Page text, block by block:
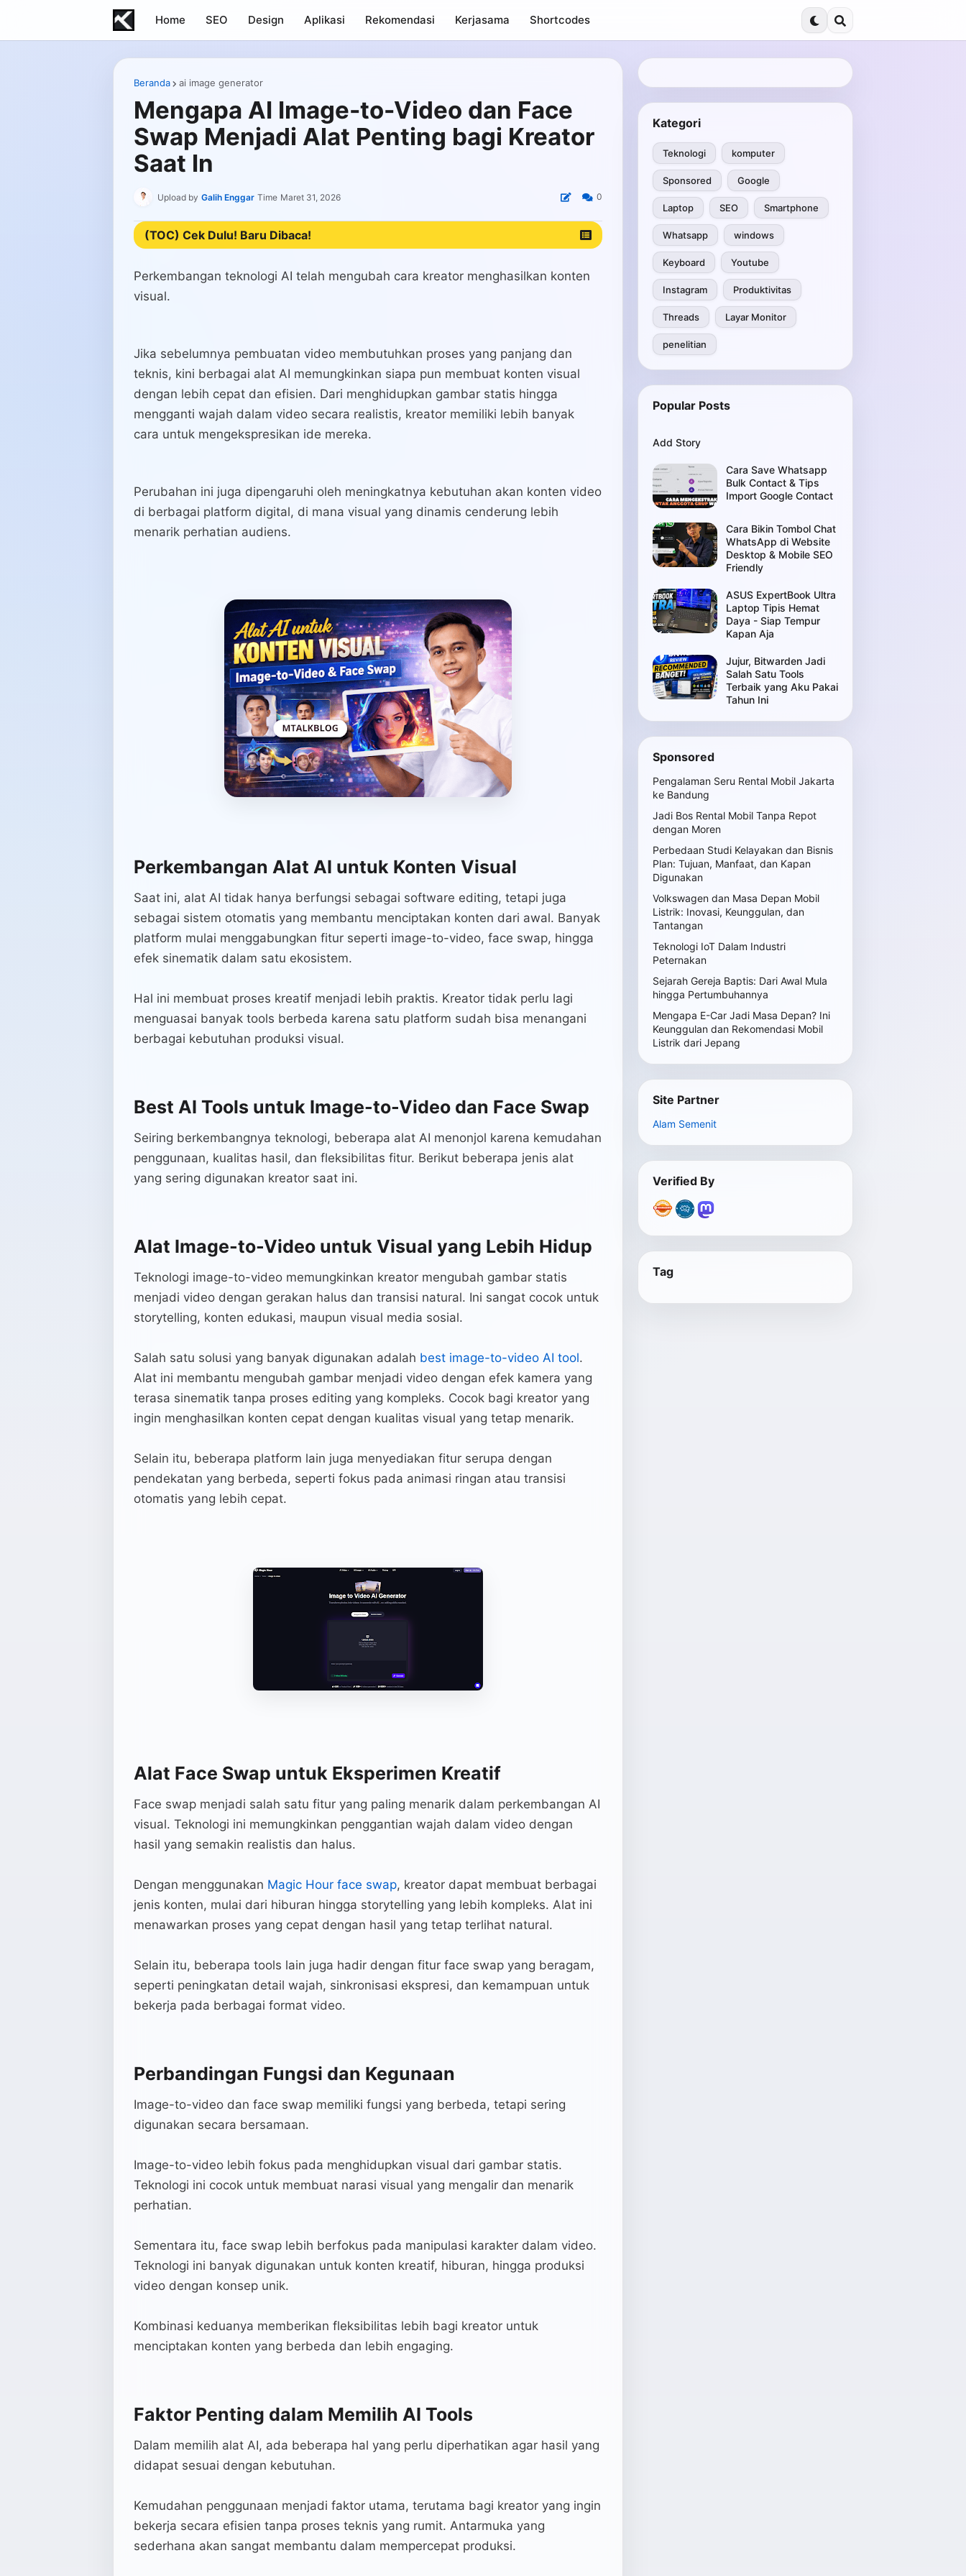
Home SEO Design Aplikasi Rekomendasi Kerjasama Shortcodes
Beranda ai image generator
Mengapa AI Image-to-Video dan Face
Swap Menjadi Alat Penting bagi Kreator
Saat In
Upload by Galih Enggar Time Maret 31, 2026 0
(TOC) Cek Dulu! Baru Dibaca!
Perkembangan teknologi AI telah mengubah cara kreator menghasilkan konten
visual.
Jika sebelumnya pembuatan video membutuhkan proses yang panjang dan
teknis, kini berbagai alat AI memungkinkan siapa pun membuat konten visual
dengan lebih cepat dan efisien. Dari menghidupkan gambar statis hingga
mengganti wajah dalam video secara realistis, kreator memiliki lebih banyak
cara untuk mengekspresikan ide mereka.
Perubahan ini juga dipengaruhi oleh meningkatnya kebutuhan akan konten video
di berbagai platform digital, di mana visual yang dinamis cenderung lebih
menarik perhatian audiens.
Perkembangan Alat AI untuk Konten Visual
Saat ini, alat AI tidak hanya berfungsi sebagai software editing, tetapi juga
sebagai sistem otomatis yang membantu menciptakan konten dari awal. Banyak
platform mulai menggabungkan fitur seperti image-to-video, face swap, hingga
efek sinematik dalam satu ekosistem.
Hal ini membuat proses kreatif menjadi lebih praktis. Kreator tidak perlu lagi
menguasai banyak tools berbeda karena satu platform sudah bisa menangani
berbagai kebutuhan produksi visual.
Best AI Tools untuk Image-to-Video dan Face Swap
Seiring berkembangnya teknologi, beberapa alat AI menonjol karena kemudahan
penggunaan, kualitas hasil, dan fleksibilitas fitur. Berikut beberapa jenis alat
yang sering digunakan kreator saat ini.
Alat Image-to-Video untuk Visual yang Lebih Hidup
Teknologi image-to-video memungkinkan kreator mengubah gambar statis
menjadi video dengan gerakan halus dan transisi natural. Ini sangat cocok untuk
storytelling, konten edukasi, maupun visual media sosial.
Salah satu solusi yang banyak digunakan adalah best image-to-video AI tool.
Alat ini membantu mengubah gambar menjadi video dengan efek kamera yang
terasa sinematik tanpa proses editing yang kompleks. Cocok bagi kreator yang
ingin menghasilkan konten cepat dengan kualitas visual yang tetap menarik.
Selain itu, beberapa platform lain juga menyediakan fitur serupa dengan
pendekatan yang berbeda, seperti fokus pada animasi ringan atau transisi
otomatis yang lebih cepat.
Alat Face Swap untuk Eksperimen Kreatif
Face swap menjadi salah satu fitur yang paling menarik dalam perkembangan AI
visual. Teknologi ini memungkinkan penggantian wajah dalam video dengan
hasil yang semakin realistis dan halus.
Dengan menggunakan Magic Hour face swap, kreator dapat membuat berbagai
jenis konten, mulai dari hiburan hingga storytelling yang lebih kompleks. Alat ini
menawarkan proses yang cepat dengan hasil yang tetap terlihat natural.
Selain itu, beberapa tools lain juga hadir dengan fitur face swap yang beragam,
seperti peningkatan detail wajah, sinkronisasi ekspresi, dan kemampuan untuk
bekerja pada berbagai format video.
Perbandingan Fungsi dan Kegunaan
Image-to-video dan face swap memiliki fungsi yang berbeda, tetapi sering
digunakan secara bersamaan.
Image-to-video lebih fokus pada menghidupkan visual dari gambar statis.
Teknologi ini cocok untuk membuat narasi visual yang mengalir dan menarik
perhatian.
Sementara itu, face swap lebih berfokus pada manipulasi karakter dalam video.
Teknologi ini banyak digunakan untuk konten kreatif, hiburan, hingga produksi
video dengan konsep unik.
Kombinasi keduanya memberikan fleksibilitas lebih bagi kreator untuk
menciptakan konten yang berbeda dan lebih engaging.
Faktor Penting dalam Memilih AI Tools
Dalam memilih alat AI, ada beberapa hal yang perlu diperhatikan agar hasil yang
didapat sesuai dengan kebutuhan.
Kemudahan penggunaan menjadi faktor utama, terutama bagi kreator yang ingin
bekerja secara efisien tanpa proses teknis yang rumit. Antarmuka yang
sederhana akan sangat membantu dalam mempercepat produksi.
Kategori
Teknologi komputer
Sponsored Google
Laptop SEO Smartphone
Whatsapp windows
Keyboard Youtube
Instagram Produktivitas
Threads Layar Monitor
penelitian
Popular Posts
Add Story
Cara Save Whatsapp
Bulk Contact & Tips
Import Google Contact
Cara Bikin Tombol Chat
WhatsApp di Website
Desktop & Mobile SEO
Friendly
ASUS ExpertBook Ultra
Laptop Tipis Hemat
Daya - Siap Tempur
Kapan Aja
Jujur, Bitwarden Jadi
Salah Satu Tools
Terbaik yang Aku Pakai
Tahun Ini
Sponsored
Pengalaman Seru Rental Mobil Jakarta
ke Bandung
Jadi Bos Rental Mobil Tanpa Repot
dengan Moren
Perbedaan Studi Kelayakan dan Bisnis
Plan: Tujuan, Manfaat, dan Kapan
Digunakan
Volkswagen dan Masa Depan Mobil
Listrik: Inovasi, Keunggulan, dan
Tantangan
Teknologi IoT Dalam Industri
Peternakan
Sejarah Gereja Baptis: Dari Awal Mula
hingga Pertumbuhannya
Mengapa E-Car Jadi Masa Depan? Ini
Keunggulan dan Rekomendasi Mobil
Listrik dari Jepang
Site Partner
Alam Semenit
Verified By
Tag